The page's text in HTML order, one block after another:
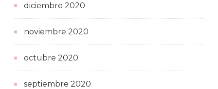
diciembre 2020
noviembre 2020
octubre 2020
septiembre 2020